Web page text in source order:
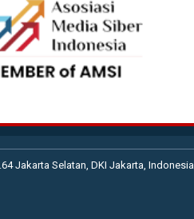
Jakarta Selatan, DKI Jakarta, Indonesia